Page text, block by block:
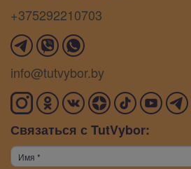
+375292210703
info@tutvybor.by
Связаться с TutVybor: